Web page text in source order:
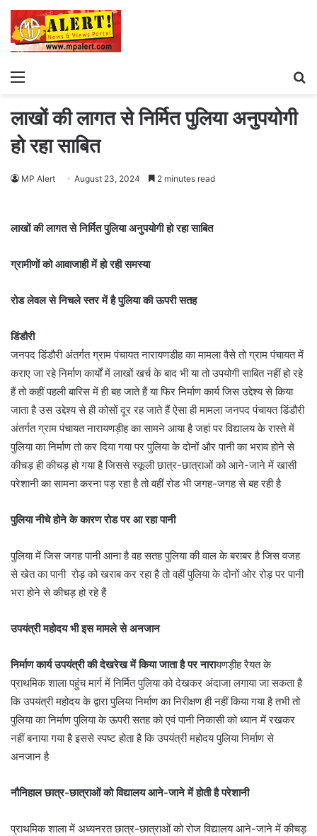
Menu
लाखों की लागत से निर्मित पुलिया अनुपयोगी
हो रहा साबित
MP Alert August 23, 2024 2 minutes read
लाखों की लागत से निर्मित पुलिया अनुपयोगी हो रहा साबित
ग्रामीणों को आवाजाही में हो रही समस्या
रोड लेवल से निचले स्तर में है पुलिया की ऊपरी सतह
डिंडौरी
जनपद डिंडौरी अंतर्गत ग्राम पंचायत नारायणडीह का मामला वैसे तो ग्राम पंचायत में
कराए जा रहे निर्माण कार्यों में लाखों खर्च के बाद भी या तो उपयोगी साबित नहीं हो रहे
हैं तो कहीं पहली बारिस में ही बह जाते हैं या फिर निर्माण कार्य जिस उद्देश्य से किया
जाता है उस उद्देश्य से ही कोसों दूर रह जाते हैं ऐसा ही मामला जनपद पंचायत डिंडौरी
अंतर्गत ग्राम पंचायत नारायणड़ीह का सामने आया है जहां पर विद्यालय के रास्ते में
पुलिया का निर्माण तो कर दिया गया पर पुलिया के दोनों और पानी का भराव होने से
कीचड़ ही कीचड़ हो गया है जिससे स्कूली छात्र-छात्राओं को आने-जाने में खासी
परेशानी का सामना करना पड़ रहा है तो वहीं रोड भी जगह-जगह से बह रही है
पुलिया नीचे होने के कारण रोड पर आ रहा पानी
पुलिया में जिस जगह पानी आना है वह सतह पुलिया की वाल के बराबर है जिस वजह
से खेत का पानी रोड़ को खराब कर रहा है तो वहीं पुलिया के दोनों ओर रोड़ पर पानी
भरा होने से कीचड़ हो रहे हैं
उपयंत्री महोदय भी इस मामले से अनजान
निर्माण कार्य उपयंत्री की देखरेख में किया जाता है पर नारायणड़ीह रैयत के
प्राथमिक शाला पहुंच मार्ग में निर्मित पुलिया को देखकर अंदाजा लगाया जा सकता है
कि उपयंत्री महोदय के द्वारा पुलिया निर्माण का निरीक्षण ही नहीं किया गया है तभी तो
पुलिया का निर्माण पुलिया के ऊपरी सतह को एवं पानी निकासी को ध्यान में रखकर
नहीं बनाया गया है इससे स्पष्ट होता है कि उपयंत्री महोदय पुलिया निर्माण से
अनजान है
नौनिहाल छात्र-छात्राओं को विद्यालय आने-जाने में होती है परेशानी
प्राथमिक शाला में अध्यनरत छात्र-छात्राओं को रोज विद्यालय आने-जाने में कीचड़